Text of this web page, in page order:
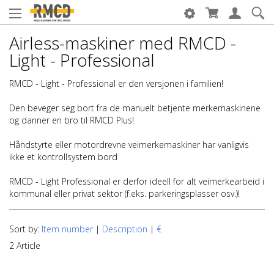
Airless-maskiner med RMCD -
Light - Professional
RMCD - Light - Professional er den versjonen i familien!
Den beveger seg bort fra de manuelt betjente merkemaskinene
og danner en bro til RMCD Plus!
Håndstyrte eller motordrevne veimerkemaskiner har vanligvis
ikke et kontrollsystem bord
RMCD - Light Professional er derfor ideell for alt veimerkearbeid i
kommunal eller privat sektor (f.eks. parkeringsplasser osv.)!
Sort by: Item number | Description | €
2 Article